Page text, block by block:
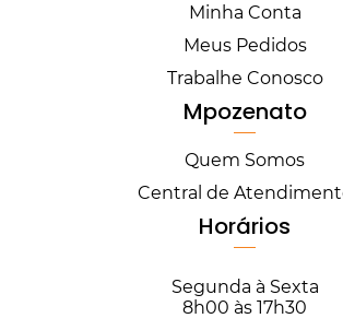
Minha Conta
Meus Pedidos
Trabalhe Conosco
Mpozenato
Quem Somos
Central de
Horários
Segunda à Sexta
8h00 às 17h30